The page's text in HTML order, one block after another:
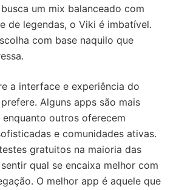
um mix balanceado com
de legendas, o Viki é imbatível.
com base naquilo que
a interface e experiência do
Alguns apps são mais
outros oferecem
e comunidades ativas.
gratuitos na maioria das
qual se encaixa melhor com
O melhor app é aquele que